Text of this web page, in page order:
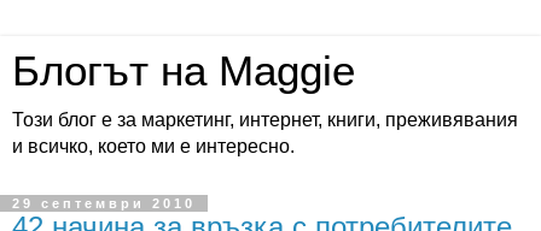
Блогът на Maggie
Този блог е за маркетинг, интернет, книги, преживявания
и всичко, което ми е интересно.
29 септември 2010